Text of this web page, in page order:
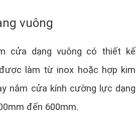
vuông
cửa dạng vuông có thiết kế
làm từ inox hoặc hợp kim
nắm cửa kính cường lực dạng
đến 600mm.